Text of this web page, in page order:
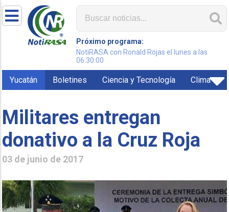
Próximo programa:
NotiRASA con Ronald Rojas el lunes a las
06:30:00
Yucatán Boletines Ciencia y Tecnología Clima
Militares entregan
donativo a la Cruz Roja
03 de junio de 2017